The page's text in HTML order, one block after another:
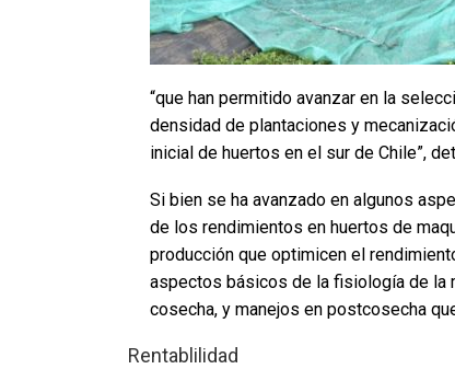
“que han permitido avanzar en la
densidad de plantaciones y
inicial de huertos en el sur de Chile”,
Si bien se ha avanzado en algunos
de los rendimientos en huertos de
producción que optimicen el
aspectos básicos de la fisiología de la
cosecha, y manejos en postcosecha
Rentablilidad